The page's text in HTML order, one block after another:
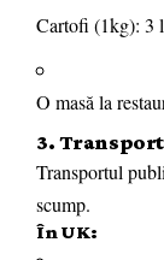
Cartofi (1kg): 3
O masă la
3.
Transportul
scump.
În UK: